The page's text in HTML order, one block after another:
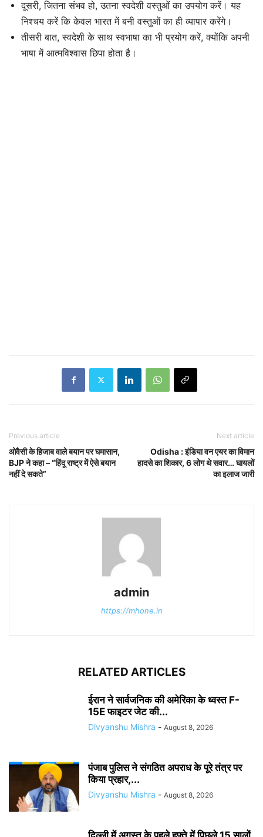
दूसरी, जितना संभव हो, उतना स्वदेशी वस्तुओं का उपयोग करें। यह
निश्चय करें कि केवल भारत में बनी वस्तुओं का ही व्यापार करेंगे।
तीसरी बात, स्वदेशी के साथ स्वभाषा का भी प्रयोग करें, क्योंकि अपनी
भाषा में आत्मविश्वास छिपा होता है।
Previous article
ओवैसी के हिजाब वाले बयान पर घमासान,
BJP ने कहा – “हिंदू राष्ट्र में ऐसे बयान
नहीं दे सकते”
Next article
Odisha : इंडिया वन एयर का विमान
हादसे का शिकार, 6 लोग थे सवार… घायलों
का इलाज जारी
admin
https://mhone.in
RELATED ARTICLES
ईरान ने सार्वजनिक की अमेरिका के ध्वस्त F-
15E फाइटर जेट की...
Divyanshu Mishra - August 8, 2026
पंजाब पुलिस ने संगठित अपराध के पूरे तंत्र पर
किया प्रहार,...
Divyanshu Mishra - August 8, 2026